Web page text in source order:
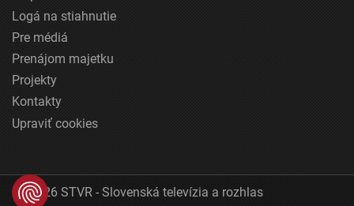
Logá na stiahnutie
Pre médiá
Prenájom majetku
Projekty
Kontakty
Upraviť cookies
© 2026 STVR - Slovenská televízia a rozhlas